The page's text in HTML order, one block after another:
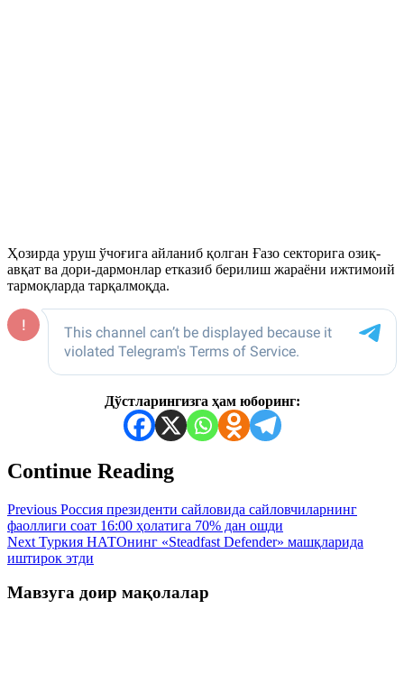
Ҳозирда уруш ўчоғига айланиб қолган Ғазо секторига озиқ-
авқат ва дори-дармонлар етказиб берилиш жараёни ижтимоий
тармоқларда тарқалмоқда.
Дўстларингизга ҳам юборинг:
Continue Reading
Previous Россия президенти сайловида сайловчиларнинг
фаоллиги соат 16:00 ҳолатига 70% дан ошди
Next Туркия НАТОнинг «Steadfast Defender» машқларида
иштирок этди
Мавзуга доир мақолалар